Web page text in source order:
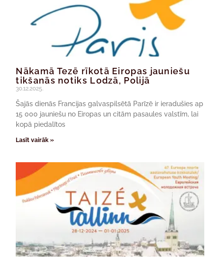
Nākamā Tezē rīkotā Eiropas jauniešu
tikšanās notiks Lodzā, Polijā
30.12.2025.
Šajās dienās Francijas galvaspilsētā Parīzē ir ieradušies ap
15 000 jauniešu no Eiropas un citām pasaules valstīm, lai
kopā piedalītos
Lasīt vairāk »